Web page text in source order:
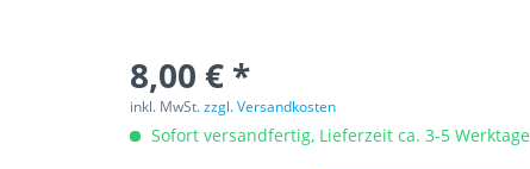
8,00 € *
inkl. MwSt.zzgl. Versandkosten
Sofort versandfertig, Lieferzeit ca. 3-5 Werktage